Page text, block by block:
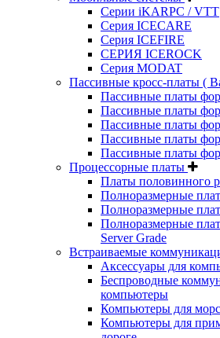
Серии iKARPC / VTT
Серия ICECARE
Серия ICEFIRE
СЕРИЯ ICEROCK
Серия MODAT
Пассивные кросс-платы (
Пассивные платы
Пассивные платы
Пассивные платы
Пассивные платы
Пассивные платы
Процессорные платы
Платы половинного
Полноразмерные
Полноразмерные
Полноразмерные
Server Grade
Встраиваемые
Аксессуары для
Беспроводные
компьютеры
Компьютеры для
Компьютеры для